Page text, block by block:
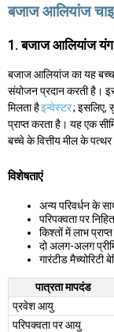
बजाज आलियांज
1. बजाज आलियांज यंग
बजाज आलियांज का यह
संयोजन प्रदान करती है।
मिलता हैइन्वेस्टर; इसलिए,
प्राप्त करता है। यह एक
बच्चे के वित्तीय मील के
विशेषताएं
अन्य परिवर्धन के
परिपक्वता पर
किश्तों में लाभ
दो अलग-अलग
गारंटीड
पात्रता मापदंड
प्रवेश आयु
परिपक्वता पर आयु